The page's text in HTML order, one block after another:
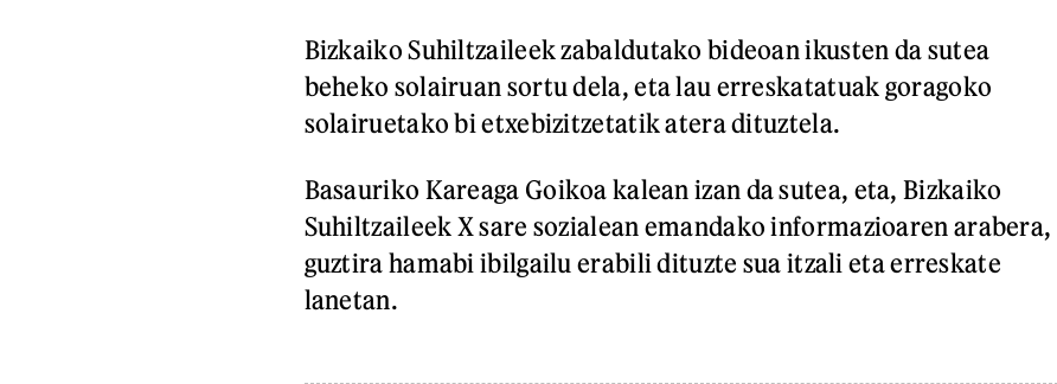
Bizkaiko Suhiltzaileek zabaldutako bideoan ikusten da sutea
beheko solairuan sortu dela, eta lau erreskatatuak goragoko
solairuetako bi etxebizitzetatik atera dituztela.
Basauriko Kareaga Goikoa kalean izan da sutea, eta, Bizkaiko
Suhiltzaileek X sare sozialean emandako informazioaren arabera,
guztira hamabi ibilgailu erabili dituzte sua itzali eta erreskate
lanetan.